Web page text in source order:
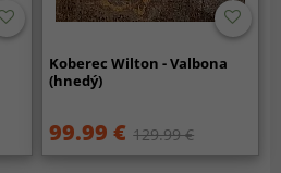
Koberec Wilton - Valbona
(hnedý)
99.99 € 129.99 €